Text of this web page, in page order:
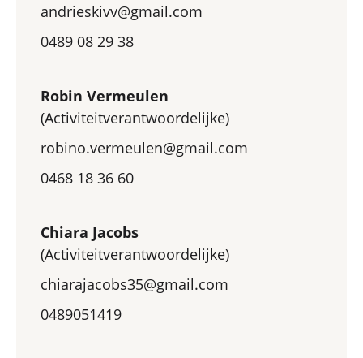
andrieskivv@gmail.com
0489 08 29 38
Robin Vermeulen
(Activiteitverantwoordelijke)
robino.vermeulen@gmail.com
0468 18 36 60
Chiara Jacobs
(Activiteitverantwoordelijke)
chiarajacobs35@gmail.com
0489051419